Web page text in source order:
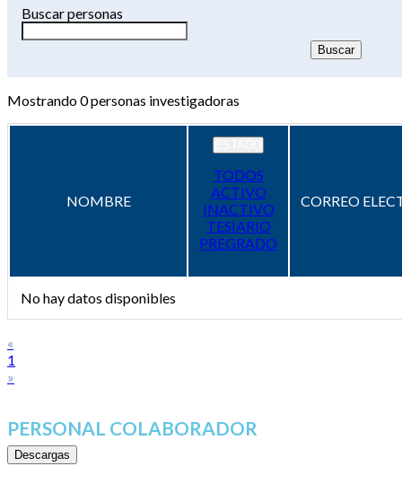
Buscar personas
Mostrando0personas investigadoras
NOMBRE
TODOS
ACTIVO
INACTIVO
TESIARIO
PREGRADO
CORREO
No hay datos disponibles
«
1
»
PERSONAL COLABORADOR
Descargas